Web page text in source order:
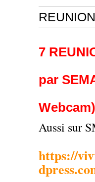
7
par
Webcam)
Aussi sur
https://